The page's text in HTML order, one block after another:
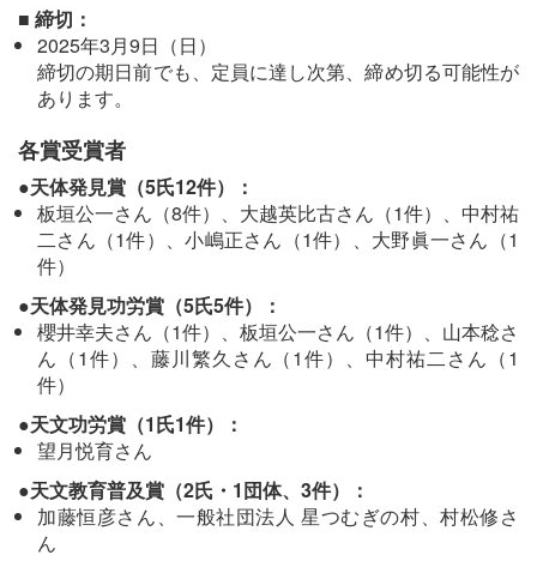
■ 締切：
2025年3月9日（日）
締切の期日前でも、定員に達し次第、締め切る可能性が
あります。
各賞受賞者
●天体発見賞（5氏12件）：
板垣公一さん（8件）、大越英比古さん（1件）、中村祐
二さん（1件）、小嶋正さん（1件）、大野眞一さん（1
件）
●天体発見功労賞（5氏5件）：
櫻井幸夫さん（1件）、板垣公一さん（1件）、山本稔さ
ん（1件）、藤川繁久さん（1件）、中村祐二さん（1
件）
●天文功労賞（1氏1件）：
望月悦育さん
●天文教育普及賞（2氏・1団体、3件）：
加藤恒彦さん、一般社団法人 星つむぎの村、村松修さ
ん